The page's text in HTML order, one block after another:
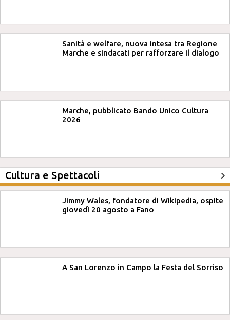
Sanità e welfare, nuova intesa tra Regione
Marche e sindacati per rafforzare il dialogo
Marche, pubblicato Bando Unico Cultura
2026
Cultura e Spettacoli
Jimmy Wales, fondatore di Wikipedia, ospite
giovedì 20 agosto a Fano
A San Lorenzo in Campo la Festa del Sorriso